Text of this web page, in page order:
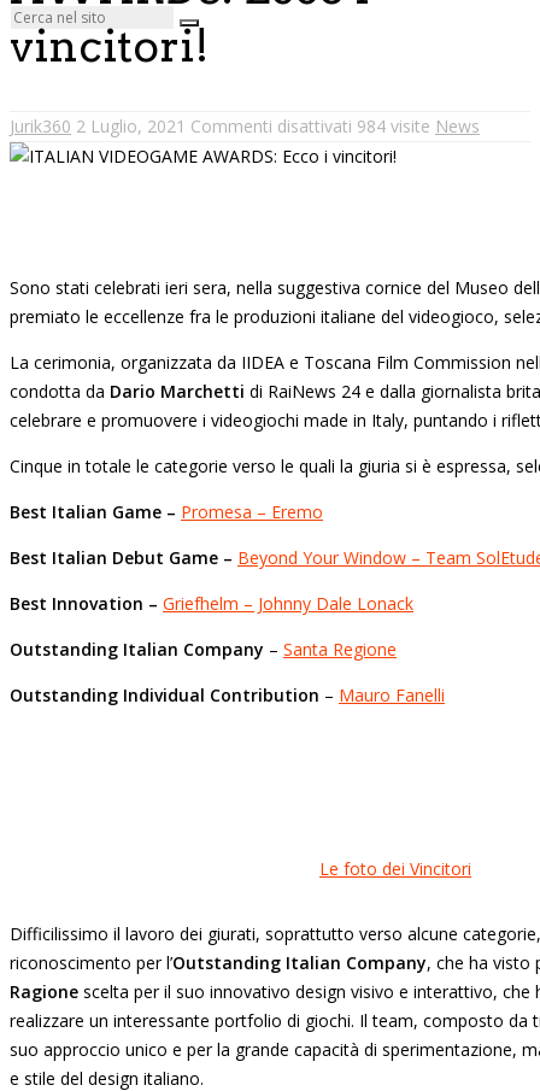
vincitori!
Jurik360 2 Luglio, 2021 Commenti disattivati 984 visite News
Sono stati celebrati ieri sera, nella suggestiva cornice del Museo
premiato le eccellenze fra le produzioni italiane del videogioco,
La cerimonia, organizzata da IIDEA e Toscana Film Commission
condotta da Dario Marchetti di RaiNews 24 e dalla giornalista
celebrare e promuovere i videogiochi made in Italy, puntando i
Cinque in totale le categorie verso le quali la giuria si è espressa,
Best Italian Game – Promesa – Eremo
Best Italian Debut Game – Beyond Your Window – Team
Best Innovation – Griefhelm – Johnny Dale Lonack
Outstanding Italian Company – Santa Regione
Outstanding Individual Contribution – Mauro Fanelli
Le foto dei Vincitori
Difficilissimo il lavoro dei giurati, soprattutto verso alcune
riconoscimento per l’Outstanding Italian Company, che ha visto
Ragione scelta per il suo innovativo design visivo e interattivo, che
realizzare un interessante portfolio di giochi. Il team, composto da
suo approccio unico e per la grande capacità di sperimentazione,
e stile del design italiano.